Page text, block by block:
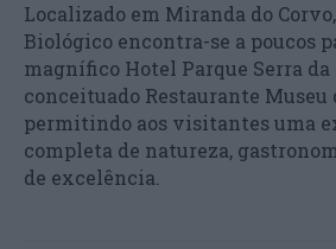
Localizado em Miranda do
Biológico encontra-se a poucos
magnífico Hotel Parque Serra da
conceituado Restaurante Museu
permitindo aos visitantes uma
completa de natureza,
de excelência.